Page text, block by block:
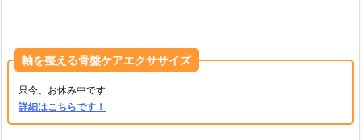
軸を整える骨盤ケアエクササイズ
只今、お休み中です
詳細はこちらです！